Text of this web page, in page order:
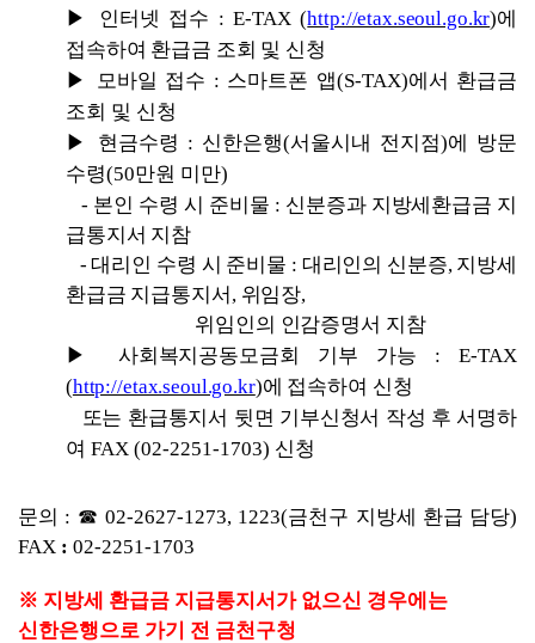
▶
인터넷 접수 : E-TAX (http://etax.seoul.go.kr)에
접속하여 환급금 조회 및 신청
▶ 모바일 접수 : 스마트폰 앱(S-TAX)에서 환급금
조회 및 신청
▶ 현금수령 : 신한은행(서울시내 전지점)에 방문
수령(50만원 미만)
- 본인 수령 시 준비물 : 신분증과 지방세환급금 지
급통지서 지참
- 대리인 수령 시 준비물 : 대리인의 신분증, 지방세
환급금 지급통지서 , 위임장,
위임인의 인감증명서 지참
▶ 사회복지공동모금회 기부 가능 :
(http://etax.seoul.go.kr)에 접속하여 신청
또는 환급통지서 뒷면 기부신청서 작성 후 서명하
여 FAX (02-2251-1703) 신청
문의 : ☎ 02-2627-1273, 1223(금천구 지방세 환급 담당)
FAX : 02-2251-1703
※ 지방세 환급금 지급통지서가 없으신 경우에는
신한은행으로 가기 전 금천구청